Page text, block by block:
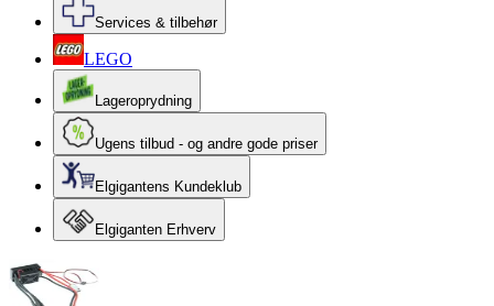
Services & tilbehør
LEGO
Lageroprydning
Ugens tilbud - og andre gode priser
Elgigantens Kundeklub
Elgiganten Erhverv